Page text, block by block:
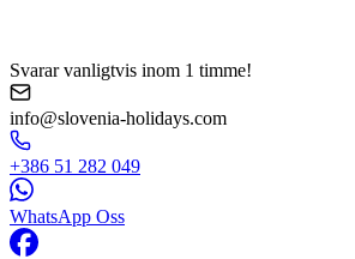
Svarar vanligtvis inom 1 timme!
info@slovenia-holidays.com
+386 51 282 049
WhatsApp Oss